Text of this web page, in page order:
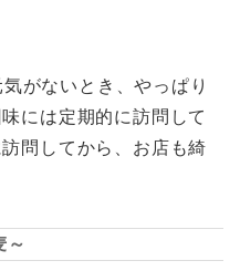
がないとき、やっぱり
には定期的に訪問して
問してから、お店も綺
～